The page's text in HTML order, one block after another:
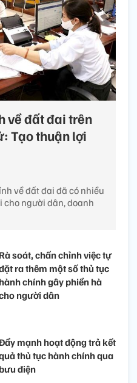
về đất đai trên
Tạo thuận lợi
về đất đai đã có nhiều
cho người dân, doanh
Rà soát, chấn chỉnh việc tự
ra thêm một số thủ tục
hành chính gây phiền hà
người dân
mạnh hoạt động trả kết
thủ tục hành chính qua
bưu điện